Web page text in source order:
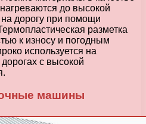
до высокой
дорогу при помощи
разметка
к износу и погодным
используется на
с высокой
машины